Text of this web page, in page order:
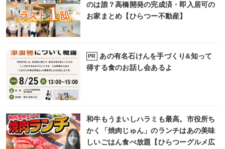
のは誰？高橋開発の完成済・即入居可の
お家まとめ【ひらつー不動産】
PR
あの有名石けんを手づくり&知って
得する食のお話し会あるよ
和牛もうまいしハラミも最高。市役所ち
かく「焼肉じゅん」のランチはあの美味
しいごはん食べ放題【ひらつーグルメ広